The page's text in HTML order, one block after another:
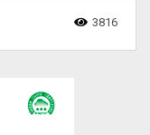
3816